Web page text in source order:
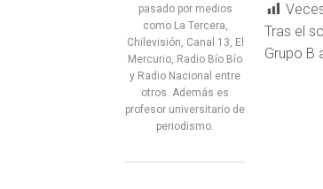
Tras el
Grupo B
pasado por medios
como La Tercera,
Chilevisión, Canal 13, El
Mercurio, Radio Bío Bío
y Radio Nacional entre
otros. Además es
profesor universitario de
periodismo.